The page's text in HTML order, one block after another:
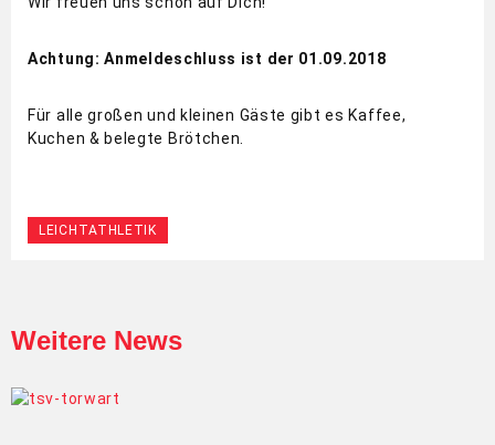
Achtung: Anmeldeschluss ist der 01.09.2018
Für alle großen und kleinen Gäste gibt es Kaffee,
Kuchen & belegte Brötchen.
LEICHTATHLETIK
Weitere News